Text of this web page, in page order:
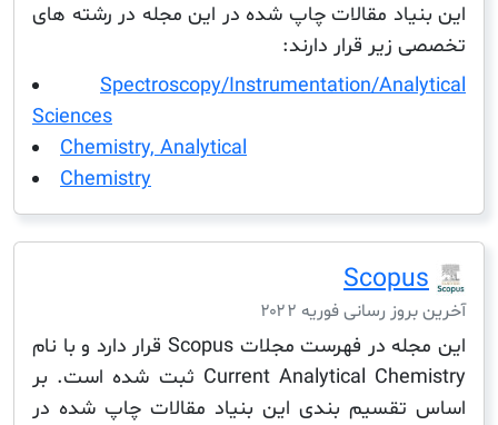
مقالات چاپ شده در این مجله در رشته های
قرار دارند:
Spectroscopy/Instrumentation/
Chemistry, Analytical
Chemistry
رسانی فوریه ۲۰۲۲
این مجله در فهرست مجلات Scopus قرار دارد و با نام
Current Analytical Chemistry ثبت شده است. بر
بندی این بنیاد مقالات چاپ شده در